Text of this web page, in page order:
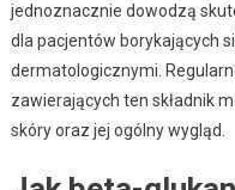
jednoznacznie dowodzą
dla pacjentów borykających
dermatologicznymi.
zawierających ten składnik
skóry oraz jej ogólny wygląd.